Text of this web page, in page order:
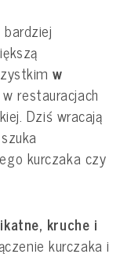
w
restauracjach
Dziś wracają
kurczaka czy
kruche i
kurczaka i